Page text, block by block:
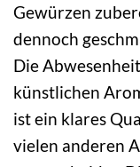
Gewürzen
dennoch
Die
künstlichen
ist ein klares
vielen anderen